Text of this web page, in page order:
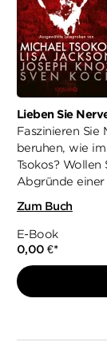
Lieben Sie
Faszinieren
beruhen, wie
Tsokos?
Abgründe einer
Zum Buch
E-Book
0,00 €*